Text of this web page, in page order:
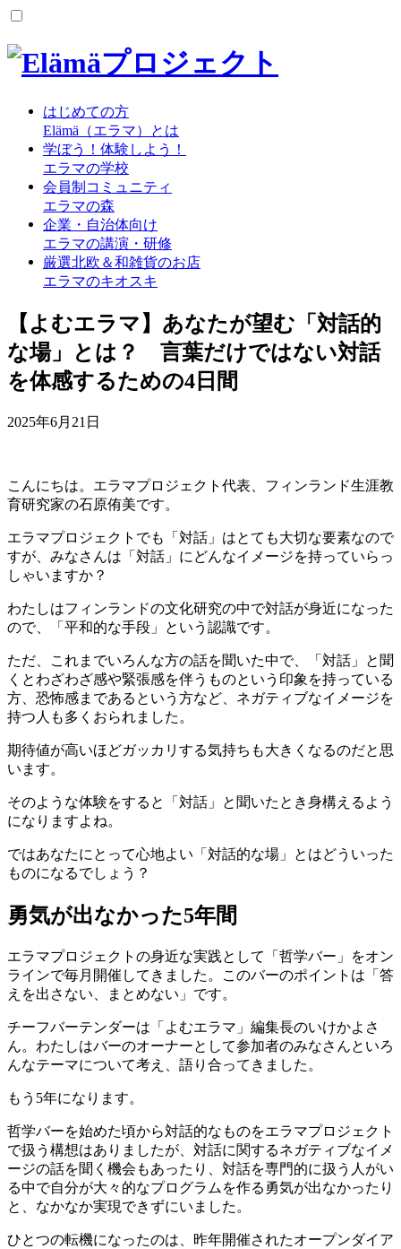
はじめての方
Elämä（エラマ）とは
学ぼう！体験しよう！
エラマの学校
会員制コミュニティ
エラマの森
企業・自治体向け
エラマの講演・研修
厳選北欧＆和雑貨のお店
エラマのキオスキ
【よむエラマ】あなたが望む「対話的
な場」とは？ 言葉だけではない対話
を体感するための4日間
2025年6月21日
こんにちは。エラマプロジェクト代表、フィンランド生涯教
育研究家の石原侑美です。
エラマプロジェクトでも「対話」はとても大切な要素なので
すが、みなさんは「対話」にどんなイメージを持っていらっ
しゃいますか？
わたしはフィンランドの文化研究の中で対話が身近になった
ので、「平和的な手段」という認識です。
ただ、これまでいろんな方の話を聞いた中で、「対話」と聞
くとわざわざ感や緊張感を伴うものという印象を持っている
方、恐怖感まであるという方など、ネガティブなイメージを
持つ人も多くおられました。
期待値が高いほどガッカリする気持ちも大きくなるのだと思
います。
そのような体験をすると「対話」と聞いたとき身構えるよう
になりますよね。
ではあなたにとって心地よい「対話的な場」とはどういった
ものになるでしょう？
勇気が出なかった5年間
エラマプロジェクトの身近な実践として「哲学バー」をオン
ラインで毎月開催してきました。このバーのポイントは「答
えを出さない、まとめない」です。
チーフバーテンダーは「よむエラマ」編集長のいけかよさ
ん。わたしはバーのオーナーとして参加者のみなさんといろ
んなテーマについて考え、語り合ってきました。
もう5年になります。
哲学バーを始めた頃から対話的なものをエラマプロジェクト
で扱う構想はありましたが、対話に関するネガティブなイメ
ージの話を聞く機会もあったり、対話を専門的に扱う人がい
る中で自分が大々的なプログラムを作る勇気が出なかったり
と、なかなか実現できずにいました。
ひとつの転機になったのは、昨年開催されたオープンダイア